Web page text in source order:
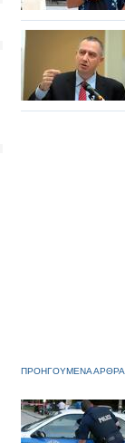
ΠΡΟΗΓΟΥΜΕΝΑ ΑΡΘΡΑ